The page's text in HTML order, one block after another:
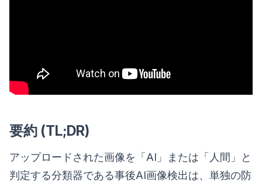
要約 (TL;DR)
アップロードされた画像を「AI」または「人間」と
判定する分類器である事後AI画像検出は、単独の防